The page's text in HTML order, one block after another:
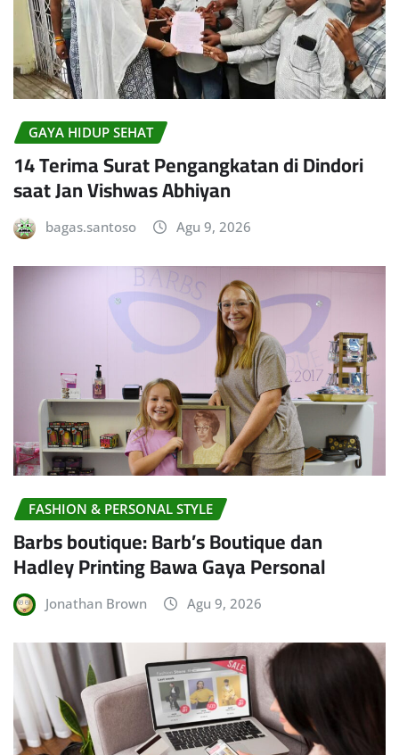
GAYA HIDUP SEHAT
14 Terima Surat Pengangkatan di Dindori
saat Jan Vishwas Abhiyan
bagas.santoso Agu 9, 2026
FASHION & PERSONAL STYLE
Barbs boutique: Barb’s Boutique dan
Hadley Printing Bawa Gaya Personal
Jonathan Brown Agu 9, 2026